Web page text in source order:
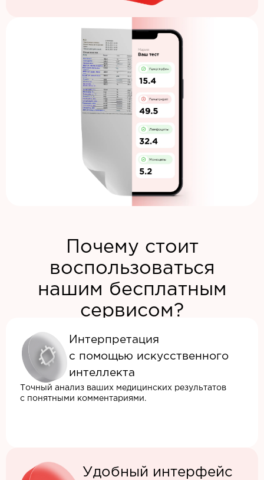
Почему стоит
воспользоваться
нашим бесплатным
сервисом?
Интерпретация
с помощью искусственного
интеллекта
Точный анализ ваших медицинских результатов
с понятными комментариями.
Удобный интерфейс